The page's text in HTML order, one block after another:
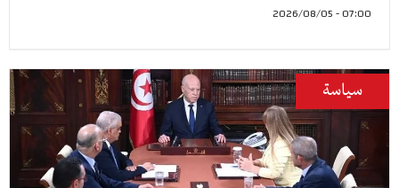
07:00 - 2026/08/05
سياسة